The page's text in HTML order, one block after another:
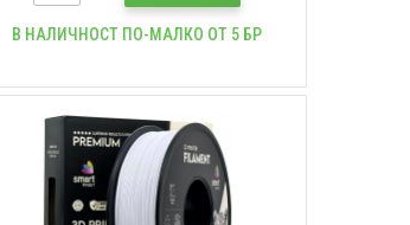
В НАЛИЧНОСТ ПО-МАЛКО ОТ 5 БР